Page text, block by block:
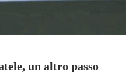
un altro passo